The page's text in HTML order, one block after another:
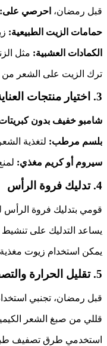
قبل رمضان، احرصي على:
حمامات الزيت الطبيعية:
الكمادات العشبية: مثل
ترك الزيت على الشعر من 30 دقيقة إلى ساعتين قبل غسله بالشامبو الخفيف.
3. اختيار منتجات العناية المناسبة
شامبو خفيف بدون
بلسم مرطب: لتغذية
سيروم أو كريم مغذي:
4. تدليك فروة الرأس
قومي بتدليك فروة الرأس لمدة 5–10 دقائق يوميًا باستخدام
يساعد التدليك على تنشيط
يمكن استخدام زيوت مغذية
5. تقليل الحرارة والتصفيف الكيميائي
قبل رمضان، تجنبي
قللي من صبغ الشعر
استخدمي طرق تصفيف